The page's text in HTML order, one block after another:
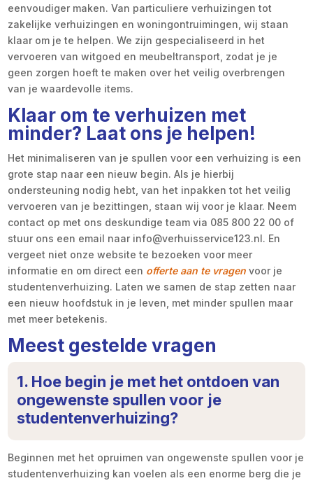
eenvoudiger maken. Van particuliere verhuizingen tot
zakelijke verhuizingen en woningontruimingen, wij staan
klaar om je te helpen. We zijn gespecialiseerd in het
vervoeren van witgoed en meubeltransport, zodat je je
geen zorgen hoeft te maken over het veilig overbrengen
van je waardevolle items.
Klaar om te verhuizen met
minder? Laat ons je helpen!
Het minimaliseren van je spullen voor een verhuizing is een
grote stap naar een nieuw begin. Als je hierbij
ondersteuning nodig hebt, van het inpakken tot het veilig
vervoeren van je bezittingen, staan wij voor je klaar. Neem
contact op met ons deskundige team via 085 800 22 00 of
stuur ons een email naar info@verhuisservice123.nl. En
vergeet niet onze website te bezoeken voor meer
informatie en om direct een offerte aan te vragen voor je
studentenverhuizing. Laten we samen de stap zetten naar
een nieuw hoofdstuk in je leven, met minder spullen maar
met meer betekenis.
Meest gestelde vragen
1. Hoe begin je met het ontdoen van
ongewenste spullen voor je
studentenverhuizing?
Beginnen met het opruimen van ongewenste spullen voor je
studentenverhuizing kan voelen als een enorme berg die je